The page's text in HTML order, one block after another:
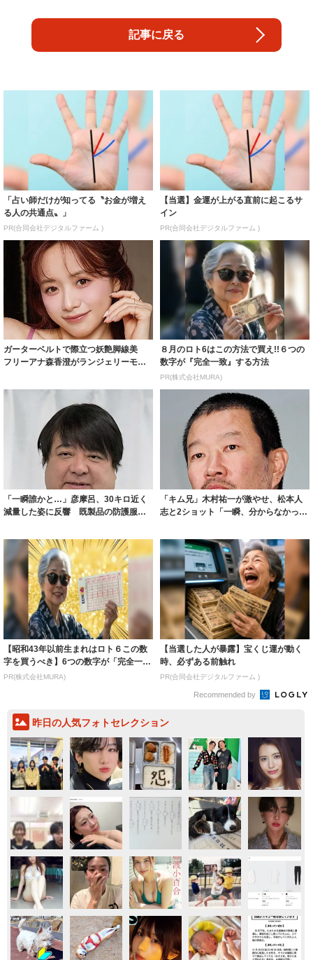
記事に戻る
「占い師だけが知ってる〝お金が増え
る人の共通点〟」
PR(合同会社デジタルファーム )
【当選】金運が上がる直前に起こるサ
イン
PR(合同会社デジタルファーム )
ガーターベルトで際立つ妖艶脚線美
フリーアナ森香澄がランジェリーモデ
８月のロト6はこの方法で買え!!６つの
数字が『完全一致』する方法
PR(株式会社MURA)
「一瞬誰かと…」彦摩呂、30キロ近く
減量した姿に反響 既製品の防護服が
「キム兄」木村祐一が激やせ、松本人
志と2ショット「一瞬、分からなかった
【昭和43年以前生まれはロト６この数
字を買うべき】6つの数字が「完全一
致」する方...
PR(株式会社MURA)
【当選した人が暴露】宝くじ運が動く
時、必ずある前触れ
PR(合同会社デジタルファーム )
Recommended by
昨日の人気フォトセレクション